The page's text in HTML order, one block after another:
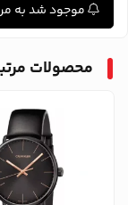
موجود شد به
محصولات